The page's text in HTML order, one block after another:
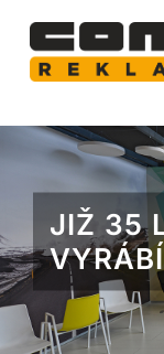
content
Velkoplošný tisk
Frézování a
Polepy aut
Světelná reklama
JIŽ 35